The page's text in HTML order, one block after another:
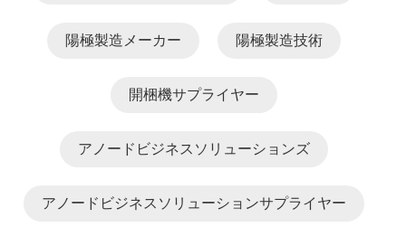
陽極製造メーカー 陽極製造技術
開梱機サプライヤー
アノードビジネスソリューションズ
アノードビジネスソリューションサプライヤー